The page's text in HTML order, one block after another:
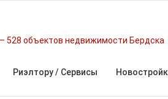
528 объектов недвижимости Бердска
Риэлтору / Сервисы